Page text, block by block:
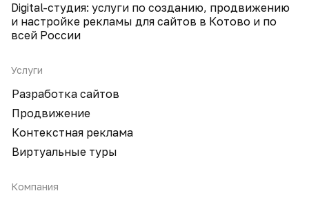
Digital-студия: услуги по созданию, продвижению
и настройке рекламы для сайтов в Котово и по
всей России
Услуги
Разработка сайтов
Продвижение
Контекстная реклама
Виртуальные туры
Компания